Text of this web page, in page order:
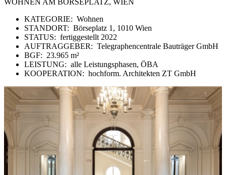
KATEGORIE: Wohnen
STANDORT: Börseplatz 1, 1010 Wien
STATUS: fertiggestellt 2022
AUFTRAGGEBER: Telegraphencentrale Bauträger GmbH
BGF: 23.965 m²
LEISTUNG: alle Leistungsphasen, ÖBA
KOOPERATION: hochform. Architekten ZT GmbH